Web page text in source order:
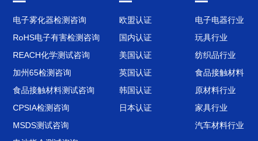
电子雾化器检测咨询
RoHS电子有害检测咨询
REACH化学测试咨询
加州65检测咨询
食品接触材料测试咨询
CPSIA检测咨询
MSDS测试咨询
欧盟认证
国内认证
美国认证
英国认证
韩国认证
日本认证
电子电器行业
玩具行业
纺织品行业
食品接触材料
原材料行业
家具行业
汽车材料行业